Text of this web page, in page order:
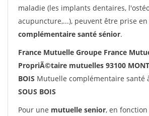
maladie (les implants dentaires,
acupuncture,...), peuvent être prise
complémentaire santé sénior.
France Mutuelle Groupe France
PropriÃ©taire mutuelles 93100
BOIS Mutuelle complémentaire santé
SOUS BOIS
Pour une mutuelle senior, en